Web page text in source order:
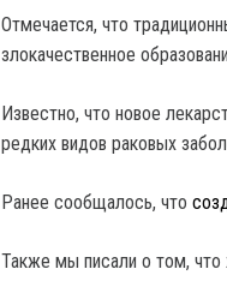
Отмечается, что
злокачественное
Известно, что новое
редких видов раковых
Ранее сообщалось, что
Также мы писали о том, что